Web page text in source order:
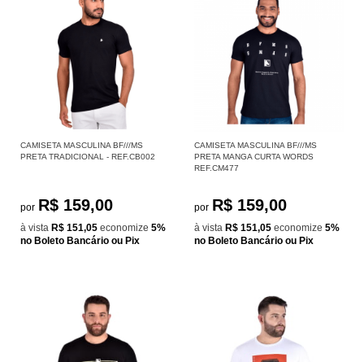
CAMISETA MASCULINA BF///MS
PRETA TRADICIONAL - REF.CB002
por R$ 159,00
à vista R$ 151,05 economize 5%
no Boleto Bancário ou Pix
CAMISETA MASCULINA BF///MS
PRETA MANGA CURTA WORDS
REF.CM477
por R$ 159,00
à vista R$ 151,05 economize 5%
no Boleto Bancário ou Pix